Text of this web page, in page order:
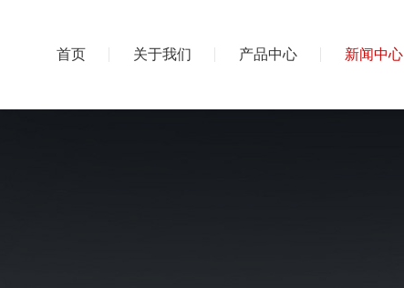
首页 关于我们 产品中心 新闻中心